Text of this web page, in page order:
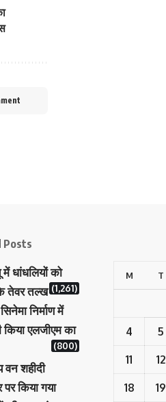
Posts
धांधलियों को
तेवर तल्ख (1,261)
निर्माण में
किया एलजीएम का
(800)
वन शहीदी
किया गया
M T
4 5
11 12
18 19